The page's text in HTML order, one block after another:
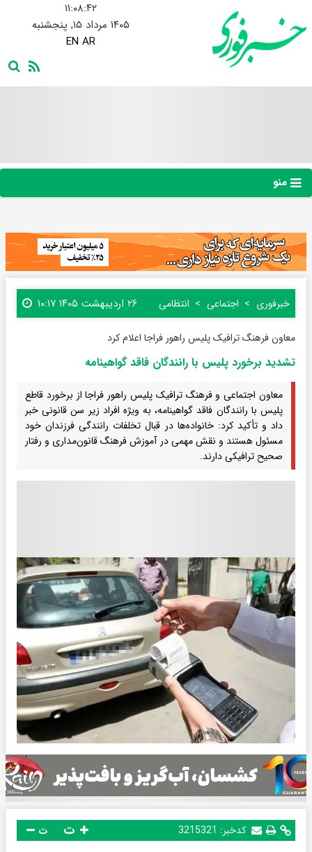
۱۱:۰۸:۴۳
۱۴۰۵ مرداد ۱۵, پنجشنبه
EN AR
منو
خبرفوری اجتماعی انتظامی ۲۶ اردیبهشت ۱۴۰۵ ۱۰:۱۷
معاون فرهنگ ترافیک پلیس راهور فراجا اعلام کرد
تشدید برخورد پلیس با رانندگان فاقد گواهینامه
معاون اجتماعی و فرهنگ ترافیک پلیس راهور فراجا از برخورد قاطع
پلیس با رانندگان فاقد گواهینامه، به‌ ویژه افراد زیر سن قانونی خبر
داد و تأکید کرد: خانواده‌ها در قبال تخلفات رانندگی فرزندان خود
مسئول هستند و نقش مهمی در آموزش فرهنگ قانون‌مداری و رفتار
صحیح ترافیکی دارند.
کدخبر: 3215321 ت